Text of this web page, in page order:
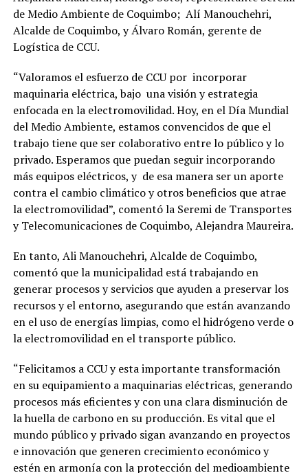
de Medio Ambiente de Coquimbo; Alí Manouchehri,
Alcalde de Coquimbo, y Álvaro Román, gerente de
Logística de CCU.
“Valoramos el esfuerzo de CCU por incorporar
maquinaria eléctrica, bajo una visión y estrategia
enfocada en la electromovilidad. Hoy, en el Día Mundial
del Medio Ambiente, estamos convencidos de que el
trabajo tiene que ser colaborativo entre lo público y lo
privado. Esperamos que puedan seguir incorporando
más equipos eléctricos, y de esa manera ser un aporte
contra el cambio climático y otros beneficios que atrae
la electromovilidad”, comentó la Seremi de Transportes
y Telecomunicaciones de Coquimbo, Alejandra Maureira.
En tanto, Ali Manouchehri, Alcalde de Coquimbo,
comentó que la municipalidad está trabajando en
generar procesos y servicios que ayuden a preservar los
recursos y el entorno, asegurando que están avanzando
en el uso de energías limpias, como el hidrógeno verde o
la electromovilidad en el transporte público.
“Felicitamos a CCU y esta importante transformación
en su equipamiento a maquinarias eléctricas, generando
procesos más eficientes y con una clara disminución de
la huella de carbono en su producción. Es vital que el
mundo público y privado sigan avanzando en proyectos
e innovación que generen crecimiento económico y
estén en armonía con la protección del medioambiente